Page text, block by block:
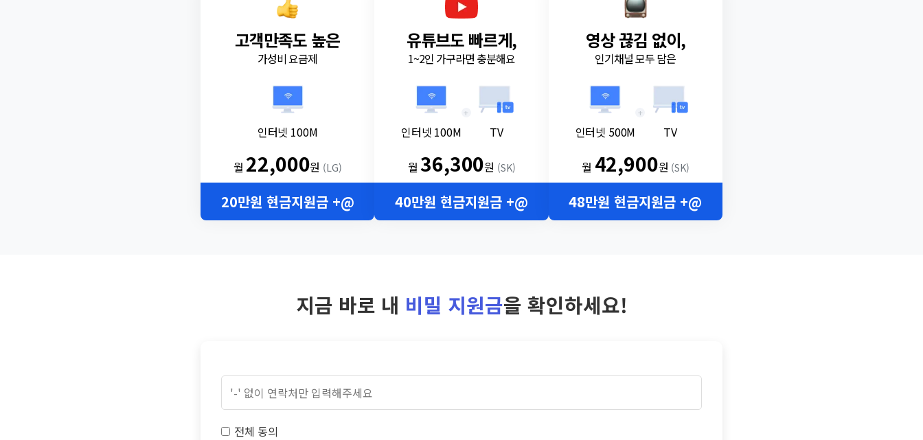
고객만족도 높은
가성비 요금제
인터넷 100M
월 22,000원 (LG)
20만원 현금지원금 +@
유튜브도 빠르게,
1~2인 가구라면 충분해요
인터넷 100M
+
TV
월36,300원 (SK)
40만원 현금지원금 +@
영상 끊김 없이,
인기채널 모두 담은
인터넷 500M
+
TV
월 42,900원 (SK)
48만원 현금지원금 +@
지금 바로 내 비밀 지원금을 확인하세요!
전체 동의